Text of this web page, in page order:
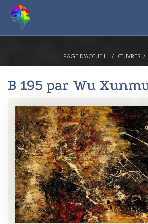
PAGE D'ACCUEIL ŒUVRES
B 195 par Wu